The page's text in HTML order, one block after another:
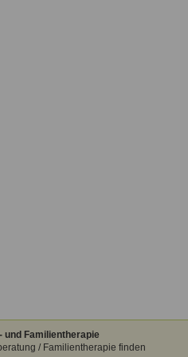
und Familientherapie
/ Familientherapie finden